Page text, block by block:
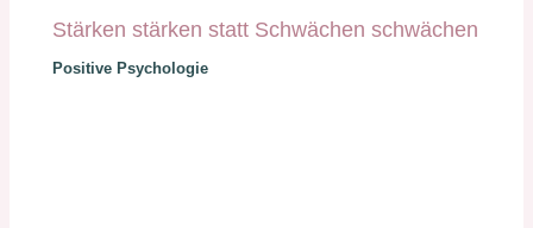
Stärken stärken statt Schwächen schwächen
Positive Psychologie